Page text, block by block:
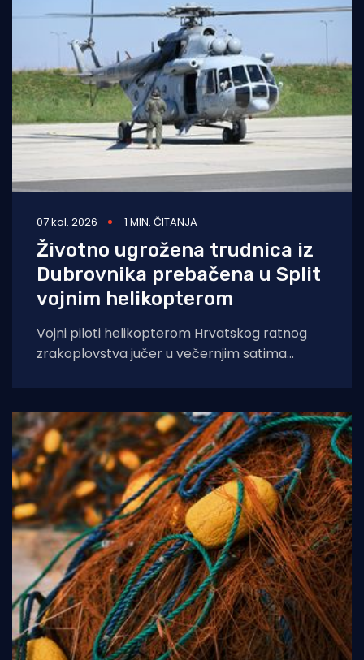
07 kol. 2026 1 MIN. ČITANJA
Životno ugrožena trudnica iz
Dubrovnika prebačena u Split
vojnim helikopterom
Vojni piloti helikopterom Hrvatskog ratnog
zrakoplovstva jučer u večernjim satima